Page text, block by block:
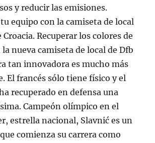
y reducir las emisiones.
equipo con la camiseta de local
Recuperar los colores de
nueva camiseta de local de Dfb
tan innovadora es mucho más
El francés sólo tiene físico y el
recuperado en defensa una
Campeón olímpico en el
estrella nacional, Slavnić es un
comienza su carrera como